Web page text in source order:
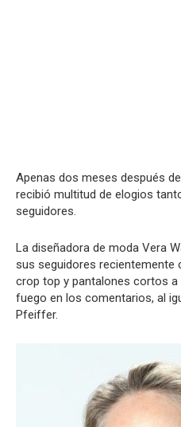
Apenas dos meses después
recibió multitud de elogios
seguidores.
La diseñadora de moda Vera
sus seguidores
crop top y pantalones cortos
fuego en los comentarios, al
Pfeiffer.